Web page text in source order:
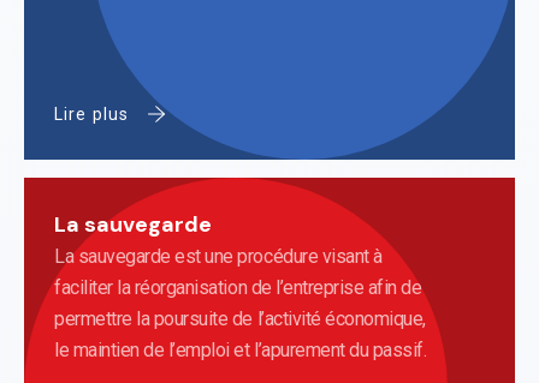
Lire plus
La sauvegarde
La sauvegarde est une procédure visant à
faciliter la réorganisation de l’entreprise afin de
permettre la poursuite de l’activité économique,
le maintien de l’emploi et l’apurement du passif.